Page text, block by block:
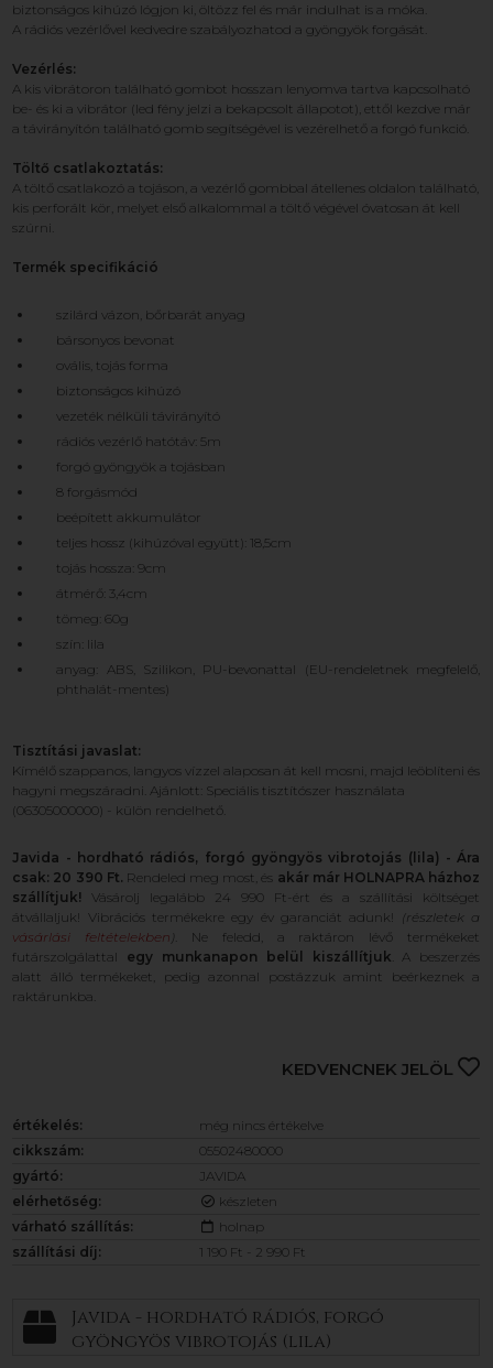
biztonságos kihúzó lógjon ki, öltözz fel és már indulhat is a móka.
A rádiós vezérlővel kedvedre szabályozhatod a gyöngyök forgását.
Vezérlés:
A kis vibrátoron található gombot hosszan lenyomva tartva kapcsolható
be- és ki a vibrátor (led fény jelzi a bekapcsolt állapotot), ettől kezdve már
a távirányítón található gomb segítségével is vezérelhető a forgó funkció.
Töltő csatlakoztatás:
A töltő csatlakozó a tojáson, a vezérlő gombbal átellenes oldalon található,
kis perforált kör, melyet első alkalommal a töltő végével óvatosan át kell
szúrni.
Termék specifikáció
szilárd vázon, bőrbarát anyag
bársonyos bevonat
ovális, tojás forma
biztonságos kihúzó
vezeték nélküli távirányító
rádiós vezérlő hatótáv: 5m
forgó gyöngyök a tojásban
8 forgásmód
beépített akkumulátor
teljes hossz (kihúzóval együtt): 18,5cm
tojás hossza: 9cm
átmérő: 3,4cm
tömeg: 60g
szín: lila
anyag: ABS, Szilikon, PU-bevonattal (EU-rendeletnek megfelelő,
phthalát-mentes)
Tisztítási javaslat:
Kímélő szappanos, langyos vízzel alaposan át kell mosni, majd leöblíteni és
hagyni megszáradni. Ajánlott: Speciális tisztítószer használata
(06305000000) - külön rendelhető.
Javida - hordható rádiós, forgó gyöngyös vibrotojás (lila) - Ára
csak: 20 390 Ft. Rendeled meg most, és akár már HOLNAPRA házhoz
szállítjuk! Vásárolj legalább 24 990 Ft-ért és a szállítási költséget
átvállaljuk! Vibrációs termékekre egy év garanciát adunk! (részletek a
vásárlási feltételekben ) . Ne feledd, a raktáron lévő termékeket
futárszolgálattal egy munkanapon belül kiszállítjuk . A beszerzés
alatt álló termékeket, pedig azonnal postázzuk amint beérkeznek a
raktárunkba.
KEDVENCNEK JELÖL
értékelés:
még nincs értékelve
cikkszám:
05502480000
gyártó:
JAVIDA
elérhetőség:
készleten
várható szállítás:
holnap
szállítási díj:
1 190 Ft - 2 990 Ft
Javida - hordható rádiós, forgó
gyöngyös vibrotojás (lila)